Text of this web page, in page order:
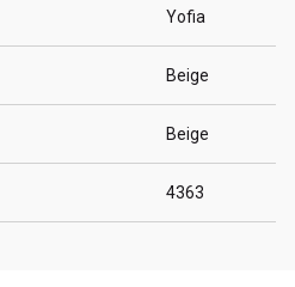
Yofia
Beige
Beige
4363